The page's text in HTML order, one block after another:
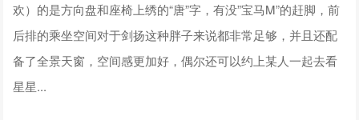
欢）的是方向盘和座椅上绣的“唐”字，有没”宝马M”的赶脚，前
后排的乘坐空间对于剑扬这种胖子来说都非常足够，并且还配
备了全景天窗，空间感更加好，偶尔还可以约上某人一起去看
星星...